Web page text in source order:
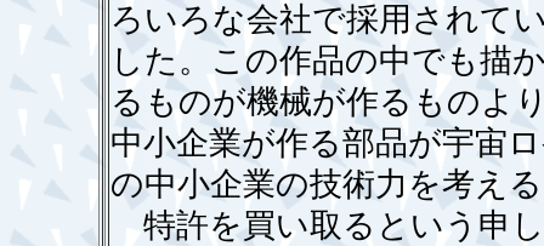
ろいろな会社で採用されて
した。この作品の中でも描
るものが機械が作るものよ
中小企業が作る部品が宇宙
の中小企業の技術力を考え
特許を買い取るという申